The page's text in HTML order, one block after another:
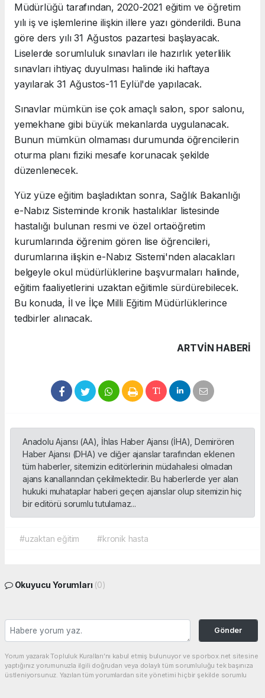
Müdürlüğü tarafından, 2020-2021 eğitim ve öğretim
yılı iş ve işlemlerine ilişkin illere yazı gönderildi. Buna
göre ders yılı 31 Ağustos pazartesi başlayacak.
Liselerde sorumluluk sınavları ile hazırlık yeterlilik
sınavları ihtiyaç duyulması halinde iki haftaya
yayılarak 31 Ağustos-11 Eylül'de yapılacak.
Sınavlar mümkün ise çok amaçlı salon, spor salonu,
yemekhane gibi büyük mekanlarda uygulanacak.
Bunun mümkün olmaması durumunda öğrencilerin
oturma planı fiziki mesafe korunacak şekilde
düzenlenecek.
Yüz yüze eğitim başladıktan sonra, Sağlık Bakanlığı
e-Nabız Sisteminde kronik hastalıklar listesinde
hastalığı bulunan resmi ve özel ortaöğretim
kurumlarında öğrenim gören lise öğrencileri,
durumlarına ilişkin e-Nabız Sistemi'nden alacakları
belgeyle okul müdürlüklerine başvurmaları halinde,
eğitim faaliyetlerini uzaktan eğitimle sürdürebilecek.
Bu konuda, İl ve İlçe Milli Eğitim Müdürlüklerince
tedbirler alınacak.
ARTVIN HABERİ
Anadolu Ajansı (AA), İhlas Haber Ajansı (İHA), Demirören
Haber Ajansı (DHA) ve diğer ajanslar tarafından eklenen
tüm haberler, sitemizin editörlerinin müdahalesi olmadan
ajans kanallarından çekilmektedir. Bu haberlerde yer alan
hukuki muhataplar haberi geçen ajanslar olup sitemizin hiç
bir editörü sorumlu tutulamaz...
#uzaktan eğitim #kronik hasta
Okuyucu Yorumları (0)
Gönder
Yorum yazarak Topluluk Kuralları’nı kabul etmiş bulunuyor ve sporbox.net sitesine
yaptığınız yorumunuzla ilgili doğrudan veya dolaylı tüm sorumluluğu tek başınıza
üstleniyorsunuz. Yazılan tüm yorumlardan site yönetimi hiçbir şekilde sorumlu